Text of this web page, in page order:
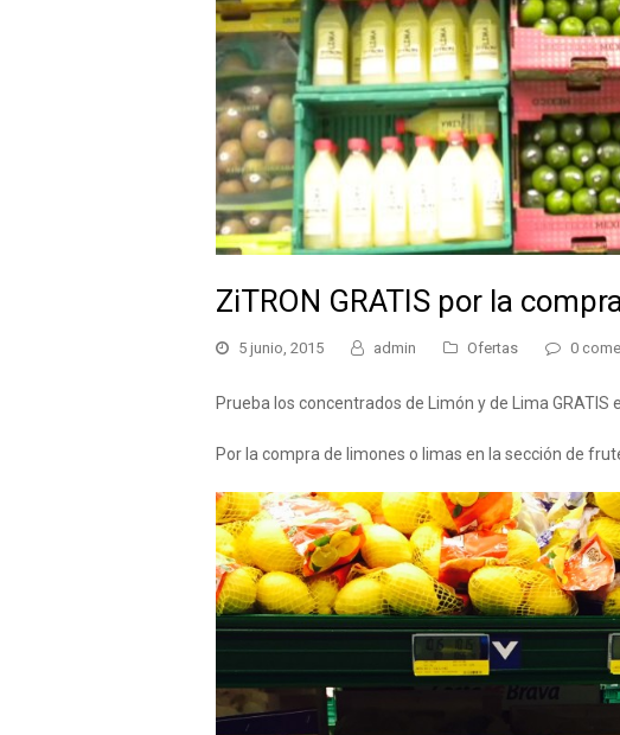
ZiTRON GRATIS por la
5 junio, 2015 admin Ofertas 0
Prueba los concentrados de Limón y de Lima GRATIS
Por la compra de limones o limas en la sección de